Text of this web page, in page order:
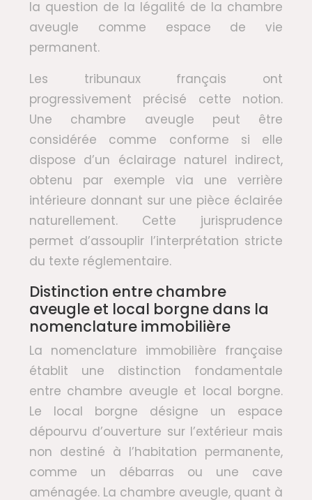
la question de la légalité de la chambre
aveugle comme espace de vie
permanent.
Les tribunaux français ont
progressivement précisé cette notion.
Une chambre aveugle peut être
considérée comme conforme si elle
dispose d’un éclairage naturel indirect,
obtenu par exemple via une verrière
intérieure donnant sur une pièce éclairée
naturellement. Cette jurisprudence
permet d’assouplir l’interprétation stricte
du texte réglementaire.
Distinction entre chambre
aveugle et local borgne dans la
nomenclature immobilière
La nomenclature immobilière française
établit une distinction fondamentale
entre chambre aveugle et local borgne.
Le local borgne désigne un espace
dépourvu d’ouverture sur l’extérieur mais
non destiné à l’habitation permanente,
comme un débarras ou une cave
aménagée. La chambre aveugle, quant à